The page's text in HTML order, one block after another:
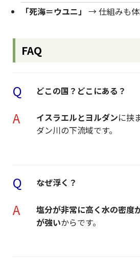
「死海＝ウユニ」 → 仕組みも
FAQ
Q どこの国？どこにある？
A イスラエルとヨルダンに挟
ダン川の下流域です。
Q なぜ浮く？
A 塩分が非常に高く水の密度
が強いからです。